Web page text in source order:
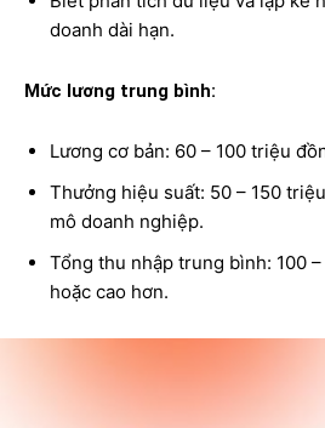
doanh dài hạn.
Mức lương trung bình:
Lương cơ bản: 60 – 100 triệu
Thưởng hiệu suất: 50 – 150
mô doanh nghiệp.
Tổng thu nhập trung bình: 100
hoặc cao hơn.